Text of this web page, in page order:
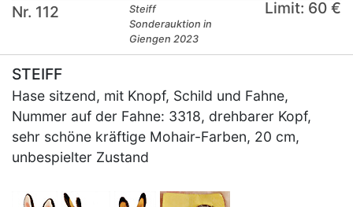
Nr. 112
Steiff
Sonderauktion in
Giengen 2023
Limit: 60 €
STEIFF
Hase sitzend, mit Knopf, Schild und Fahne,
Nummer auf der Fahne: 3318, drehbarer Kopf,
sehr schöne kräftige Mohair-Farben, 20 cm,
unbespielter Zustand